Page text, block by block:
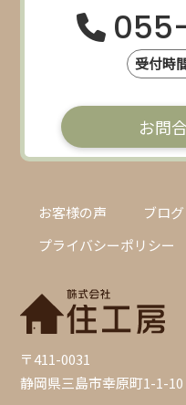
受付時
お問
〒411-0031
静岡県三島市幸原町1-1-
お客様の声 ブログ
プライバシーポリシー